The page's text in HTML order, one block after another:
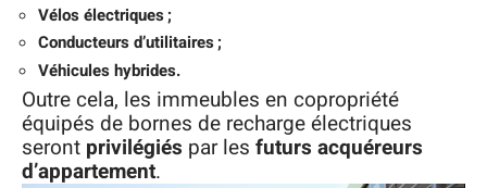
Vélos électriques ;
Conducteurs d’utilitaires ;
Véhicules hybrides.
Outre cela, les immeubles en copropriété
équipés de bornes de recharge électriques
seront privilégiés par les futurs acquéreurs
d’appartement.